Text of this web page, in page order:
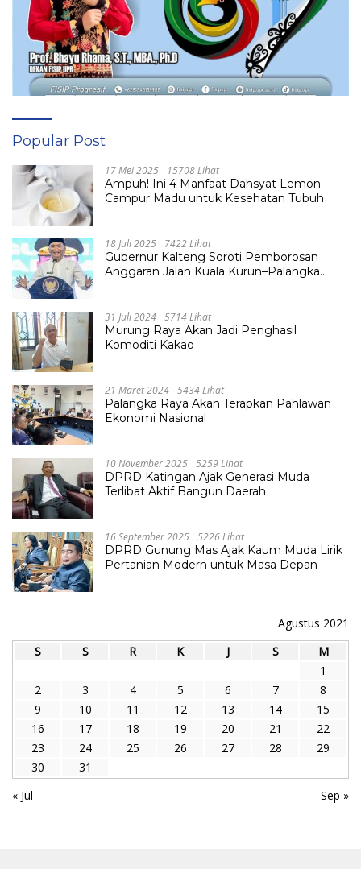
Popular Post
17 Mei 2025 15708 Lihat
Ampuh! Ini 4 Manfaat Dahsyat Lemon
Campur Madu untuk Kesehatan Tubuh
18 Juli 2025 7422 Lihat
Gubernur Kalteng Soroti Pemborosan
Anggaran Jalan Kuala Kurun–Palangka
31 Juli 2024 5714 Lihat
Murung Raya Akan Jadi Penghasil
Komoditi Kakao
21 Maret 2024 5434 Lihat
Palangka Raya Akan Terapkan Pahlawan
Ekonomi Nasional
10 November 2025 5259 Lihat
DPRD Katingan Ajak Generasi Muda
Terlibat Aktif Bangun Daerah
16 September 2025 5226 Lihat
DPRD Gunung Mas Ajak Kaum Muda Lirik
Pertanian Modern untuk Masa Depan
Agustus 2021
S
S R K J S
M
1
2
3 4 5 6 7
8
9
10 11 12 13 14
15
16
17 18 19 20 21
22
23
24 25 26 27 28
29
30
31
« Jul
Sep »